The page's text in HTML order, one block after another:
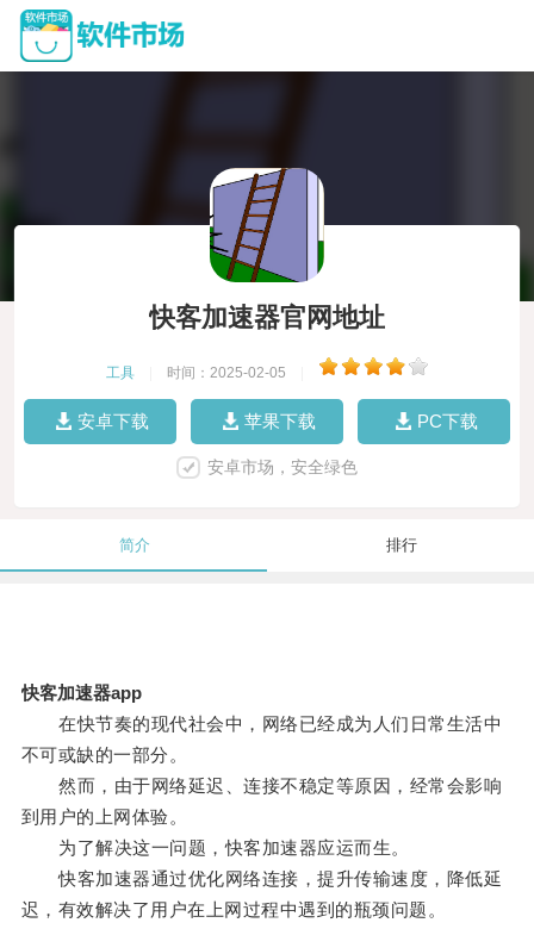
快客加速器官网地址
工具 时间：2025-02-05
安卓下载 苹果下载 PC下载
安卓市场，安全绿色
简介 排行
快客加速器app
在快节奏的现代社会中，网络已经成为人们日常生活中
不可或缺的一部分。
然而，由于网络延迟、连接不稳定等原因，经常会影响
到用户的上网体验。
为了解决这一问题，快客加速器应运而生。
快客加速器通过优化网络连接，提升传输速度，降低延
迟，有效解决了用户在上网过程中遇到的瓶颈问题。